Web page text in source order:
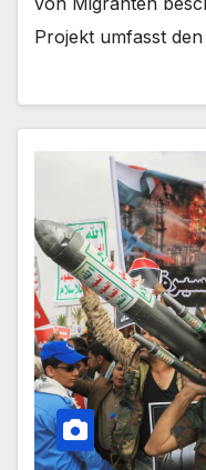
Projekt umfasst